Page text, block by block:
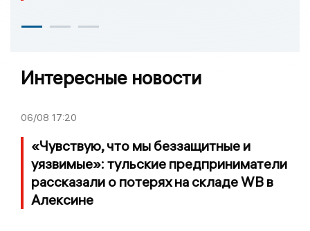
Интересные новости
06/08 17:20
«Чувствую, что мы беззащитные и
уязвимые»: тульские предприниматели
рассказали о потерях на складе WB в
Алексине